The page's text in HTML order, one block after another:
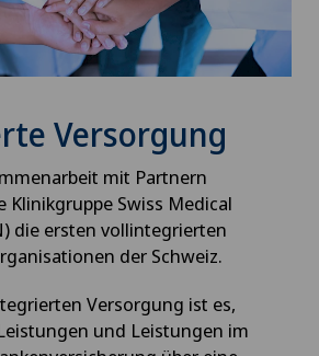
Versorgung
mit Partnern
Klinikgruppe Swiss Medical
die ersten vollintegrierten
der Schweiz.
Versorgung ist es,
und Leistungen im